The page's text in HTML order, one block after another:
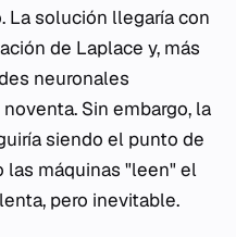
La solución llegaría con
de Laplace y, más
neuronales
Sin embargo, la
siendo el punto de
las máquinas "leen" el
pero inevitable.